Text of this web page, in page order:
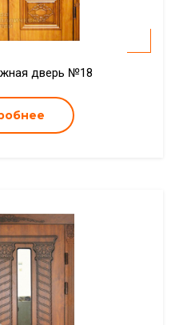
дверь №18